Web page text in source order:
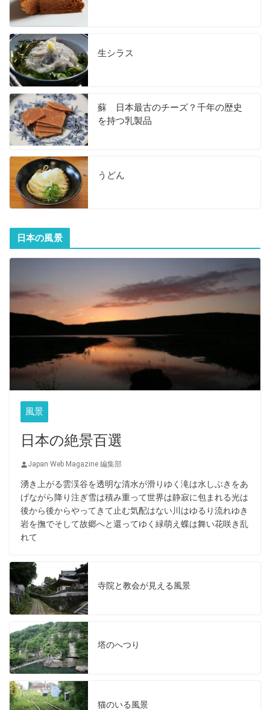
生シラス
蘇 日本最古のチーズ？千年の歴史
を持つ乳製品
うどん
日本の風景
風景
日本の絶景百選
Japan Web Magazine 編集部
湧き上がる雲渓谷を透明な清水が滑りゆく滝は水しぶきをあ
げながら降り注ぎ雪は積み重って世界は静寂に包まれる光は
後から後からやってきて止む気配はない川はゆるり流れゆき
岩を撫でそして故郷へと還ってゆく緑萌え蝶は舞い花咲き乱
れて
寺院と教会が見える風景
塔のへつり
猫のいる風景